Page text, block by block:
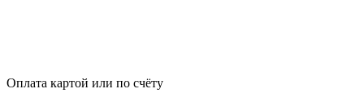
Оплата картой или по счёту